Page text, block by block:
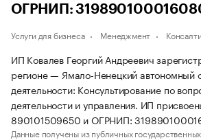
ОГРНИП:
Услуги для бизнеса Менеджмент
ИП Ковалев Георгий Андреевич
регионе — Ямало-Ненецкий автономный
деятельности: Консультирование по
деятельности и управления. ИП
890101509650 и ОГРНИП:
Данные получены из публичных